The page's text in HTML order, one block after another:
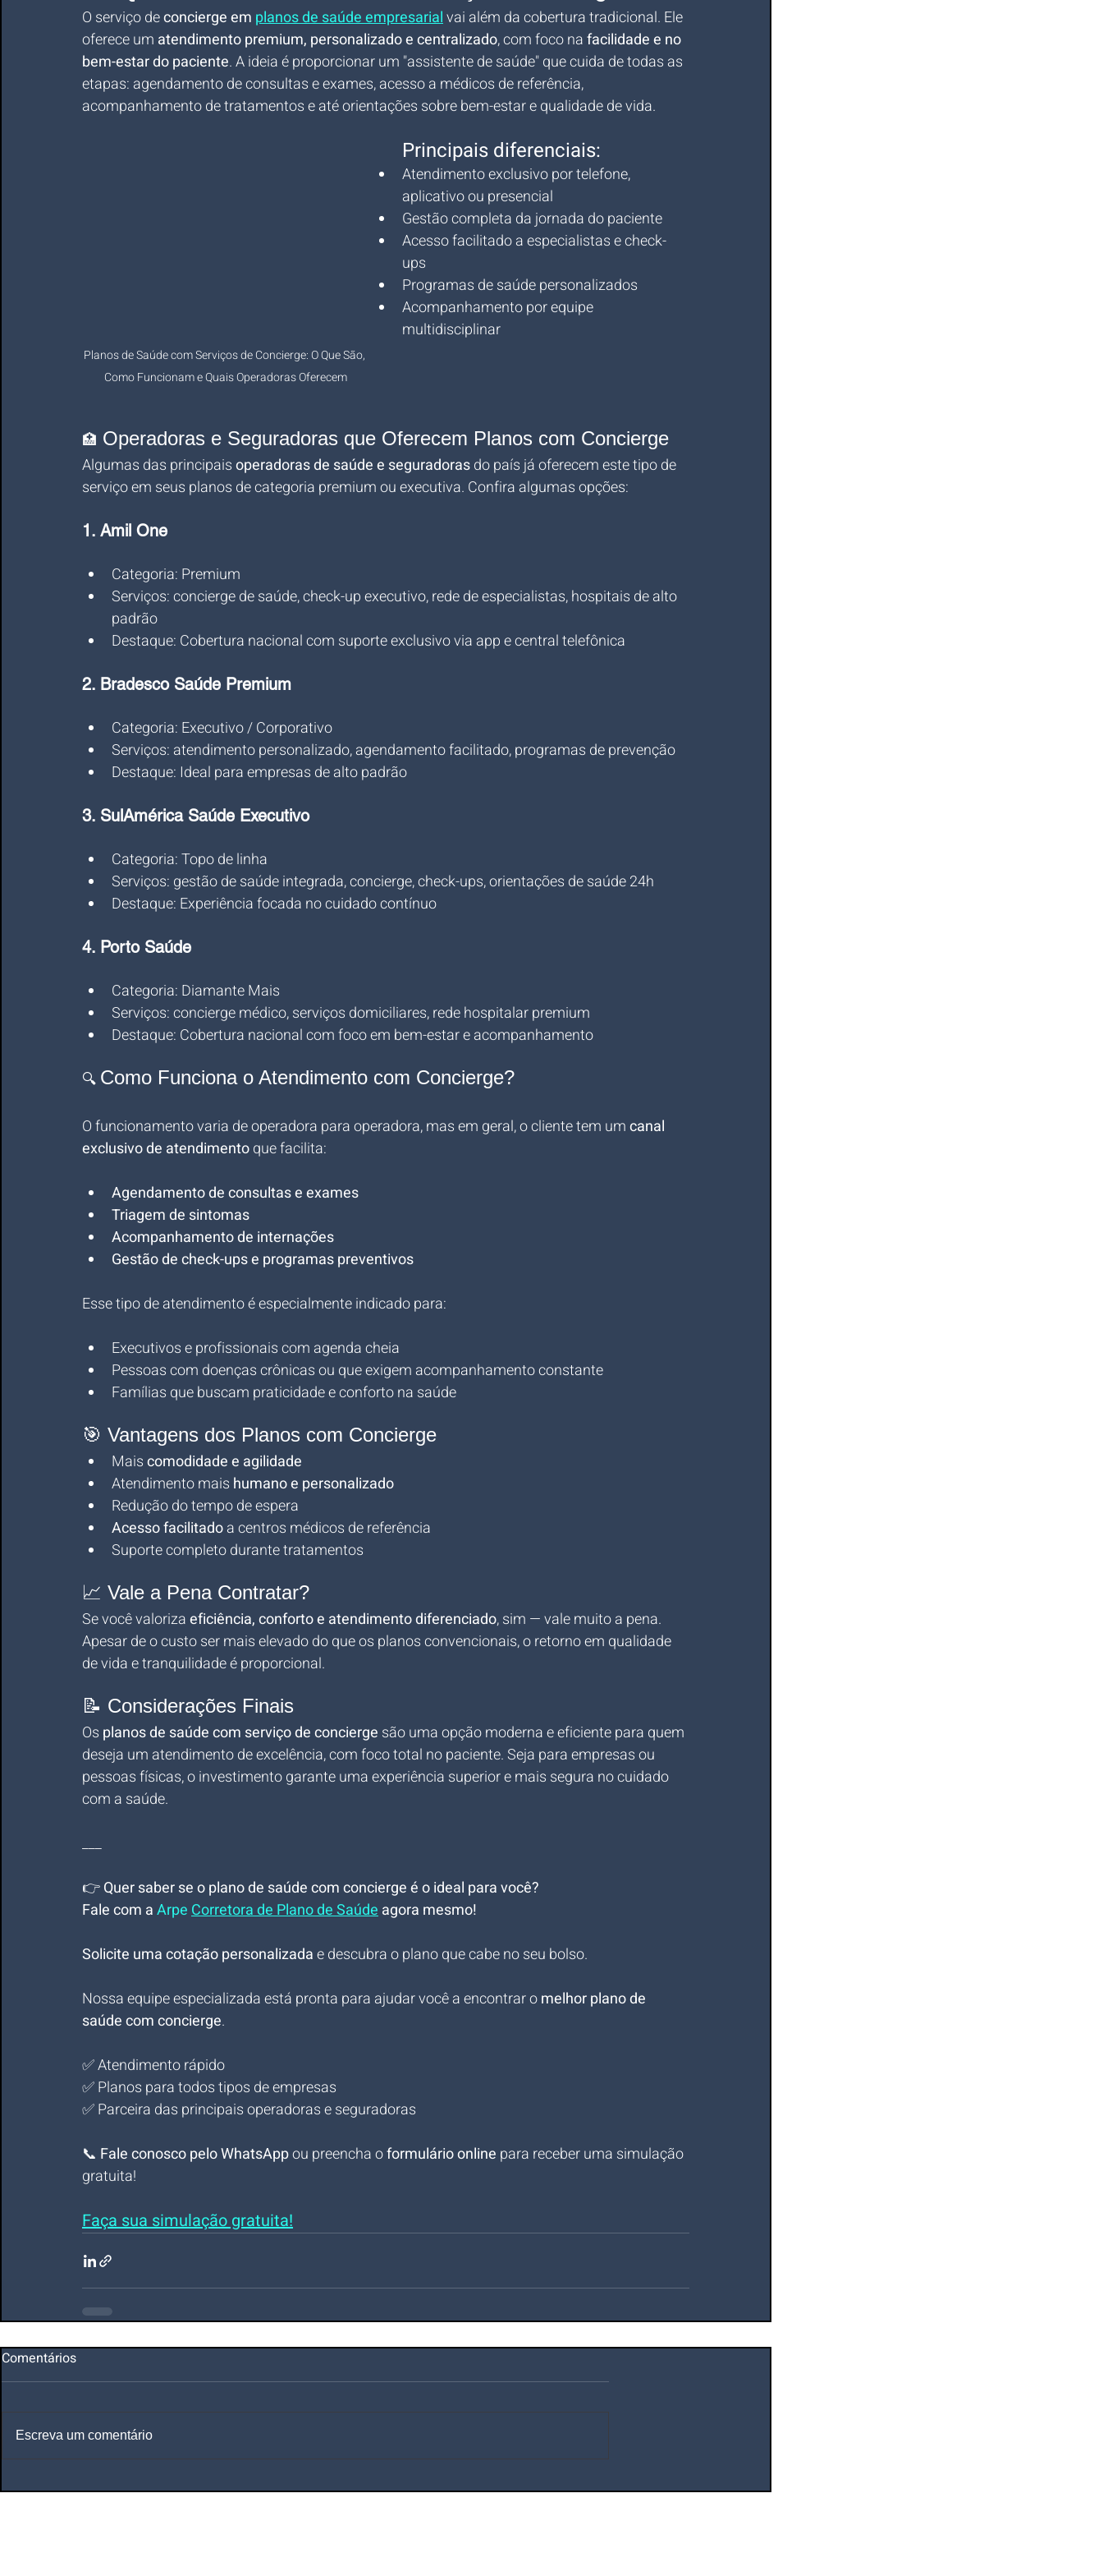
O serviço de concierge em planos de saúde empresarial vai além da cobertura tradicional. Ele
oferece um atendimento premium, personalizado e centralizado, com foco na facilidade e no
bem-estar do paciente. A ideia é proporcionar um "assistente de saúde" que cuida de todas as
etapas: agendamento de consultas e exames, acesso a médicos de referência,
acompanhamento de tratamentos e até orientações sobre bem-estar e qualidade de vida.
Planos de Saúde com Serviços de Concierge: O Que São,
Como Funcionam e Quais Operadoras Oferecem
Principais diferenciais:
Atendimento exclusivo por telefone,
aplicativo ou presencial
Gestão completa da jornada do paciente
Acesso facilitado a especialistas e check-
ups
Programas de saúde personalizados
Acompanhamento por equipe
multidisciplinar
🏥 Operadoras e Seguradoras que Oferecem Planos com Concierge
Algumas das principais operadoras de saúde e seguradoras do país já oferecem este tipo de
serviço em seus planos de categoria premium ou executiva. Confira algumas opções:
1. Amil One
Categoria: Premium
Serviços: concierge de saúde, check-up executivo, rede de especialistas, hospitais de alto
padrão
Destaque: Cobertura nacional com suporte exclusivo via app e central telefônica
2. Bradesco Saúde Premium
Categoria: Executivo / Corporativo
Serviços: atendimento personalizado, agendamento facilitado, programas de prevenção
Destaque: Ideal para empresas de alto padrão
3. SulAmérica Saúde Executivo
Categoria: Topo de linha
Serviços: gestão de saúde integrada, concierge, check-ups, orientações de saúde 24h
Destaque: Experiência focada no cuidado contínuo
4. Porto Saúde
Categoria: Diamante Mais
Serviços: concierge médico, serviços domiciliares, rede hospitalar premium
Destaque: Cobertura nacional com foco em bem-estar e acompanhamento
🔍 Como Funciona o Atendimento com Concierge?
O funcionamento varia de operadora para operadora, mas em geral, o cliente tem um canal
exclusivo de atendimento que facilita:
Agendamento de consultas e exames
Triagem de sintomas
Acompanhamento de internações
Gestão de check-ups e programas preventivos
Esse tipo de atendimento é especialmente indicado para:
Executivos e profissionais com agenda cheia
Pessoas com doenças crônicas ou que exigem acompanhamento constante
Famílias que buscam praticidade e conforto na saúde
🎯 Vantagens dos Planos com Concierge
Mais comodidade e agilidade
Atendimento mais humano e personalizado
Redução do tempo de espera
Acesso facilitado a centros médicos de referência
Suporte completo durante tratamentos
📈 Vale a Pena Contratar?
Se você valoriza eficiência, conforto e atendimento diferenciado, sim — vale muito a pena.
Apesar de o custo ser mais elevado do que os planos convencionais, o retorno em qualidade
de vida e tranquilidade é proporcional.
📝 Considerações Finais
Os planos de saúde com serviço de concierge são uma opção moderna e eficiente para quem
deseja um atendimento de excelência, com foco total no paciente. Seja para empresas ou
pessoas físicas, o investimento garante uma experiência superior e mais segura no cuidado
com a saúde.
___
👉 Quer saber se o plano de saúde com concierge é o ideal para você?
Fale com a Arpe Corretora de Plano de Saúde agora mesmo!
Solicite uma cotação personalizada e descubra o plano que cabe no seu bolso.
Nossa equipe especializada está pronta para ajudar você a encontrar o melhor plano de
saúde com concierge.
✅ Atendimento rápido
✅ Planos para todos tipos de empresas
✅ Parceira das principais operadoras e seguradoras
📞 Fale conosco pelo WhatsApp ou preencha o formulário online para receber uma simulação
gratuita!
Faça sua simulação gratuita!
Comentários
Escreva um comentário